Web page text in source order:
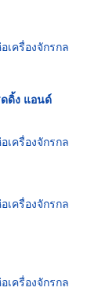
ครื่องจักรกล
ดิ้ง แอนด์
ครื่องจักรกล
ครื่องจักรกล
ครื่องจักรกล